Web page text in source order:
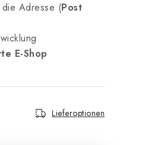
Adresse (Post
E-Shop
Lieferoptionen